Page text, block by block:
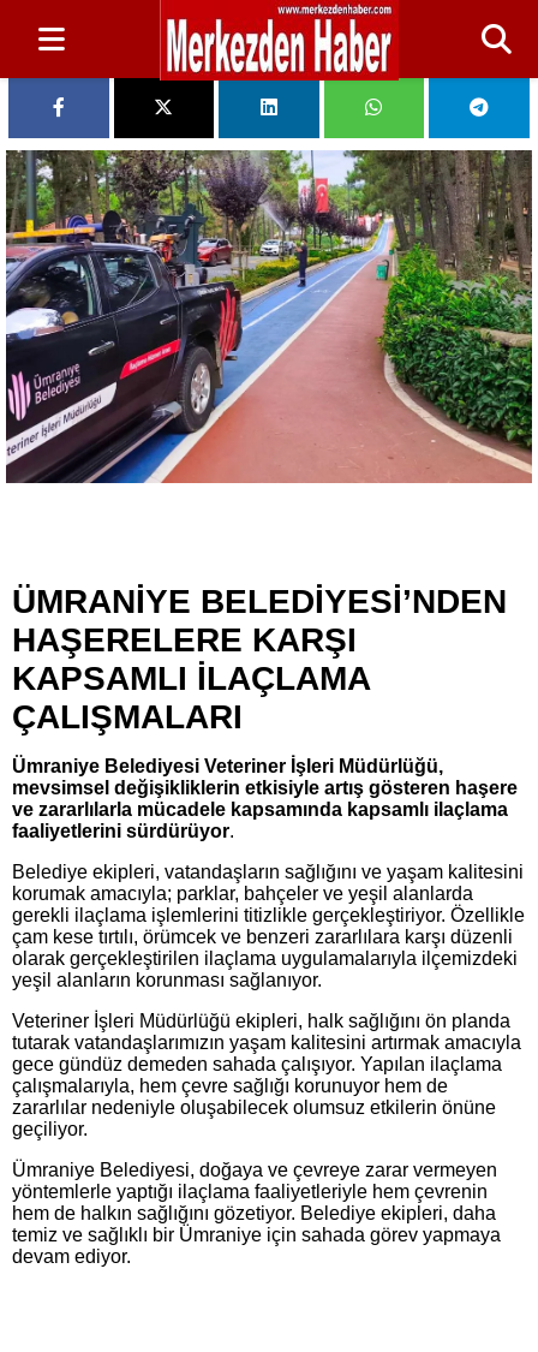
ÜMRANİYE BELEDİYESİ’NDEN
HAŞERELERE KARŞI
KAPSAMLI İLAÇLAMA
ÇALIŞMALARI
Ümraniye Belediyesi Veteriner İşleri Müdürlüğü,
mevsimsel değişikliklerin etkisiyle artış gösteren haşere
ve zararlılarla mücadele kapsamında kapsamlı ilaçlama
faaliyetlerini sürdürüyor.
Belediye ekipleri, vatandaşların sağlığını ve yaşam kalitesini
korumak amacıyla; parklar, bahçeler ve yeşil alanlarda
gerekli ilaçlama işlemlerini titizlikle gerçekleştiriyor. Özellikle
çam kese tırtılı, örümcek ve benzeri zararlılara karşı düzenli
olarak gerçekleştirilen ilaçlama uygulamalarıyla ilçemizdeki
yeşil alanların korunması sağlanıyor.
Veteriner İşleri Müdürlüğü ekipleri, halk sağlığını ön planda
tutarak vatandaşlarımızın yaşam kalitesini artırmak amacıyla
gece gündüz demeden sahada çalışıyor. Yapılan ilaçlama
çalışmalarıyla, hem çevre sağlığı korunuyor hem de
zararlılar nedeniyle oluşabilecek olumsuz etkilerin önüne
geçiliyor.
Ümraniye Belediyesi, doğaya ve çevreye zarar vermeyen
yöntemlerle yaptığı ilaçlama faaliyetleriyle hem çevrenin
hem de halkın sağlığını gözetiyor. Belediye ekipleri, daha
temiz ve sağlıklı bir Ümraniye için sahada görev yapmaya
devam ediyor.